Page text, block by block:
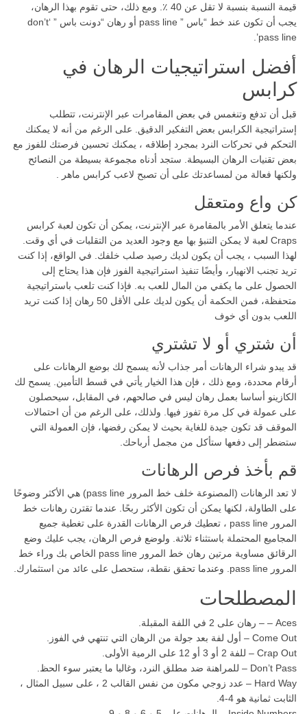
قيمة النسبة بنسبة لا تقل عن 40 ٪. ومع ذلك، حتى تقوم بهذا الرهان،
يجب أن تكون عند خط “باس ” pass line أو رهان “دونت باس ” ‘don’t
pass line’.
أفضل استراتيجيات الرهان في
كرابس
قبل أن تدفع وتنغمس في بعض المقامرات عبر الإنترنت، تتطلب
إستراتيجية الكرابس بعض التفكير الدقيق. على الرغم من أنه لا يمكنك
التحكم في تحركات النرد بمجرد إطلاقه ، يمكنك تحسين فرصتك للفوز مع
بعض تقنيات الرهان البسيطة. ستجد أدناه مجموعة بسيطة من النصائح
ولكنها فعالة من لمساعدتك على أن تصبح لاعب كرابس ماهر .
كن واع ومتعقل
عندما يتعلق الأمر بالمقامرة عبر الإنترنت، يمكن أن تكون لعبة كرابس
Craps لعبة لا يمكن التنبؤ بها مع وجود العديد من التقلبات في أي وقت.
لهذا السبب ، يجب أن يكون لديك رصيد صلب خلفك. في الواقع، إذا كنت
تريد تجنب الانهيار، وأيضًا تنفيذ استراتيجية الفوز فإن هذا يحتاج إلى
الحصول على ما يكفي من المال للعب به. فإذا كنت تلعب باستراتيجية
متحفظة، فمن الحكمة أن يكون لديك على الأقل 50 رهان إذا كنت تريد
اللعب بدون أي خوف
أن شتري أو لا تشتري
قد يبدو شراء الرهانات أمر جذاب لأنه يسمح لك بوضع الرهانات على
أرقام محددة، ومع ذلك ، فإن هذا الخيار يأتي في قسط التأمين. يسمح لك
الكازينو أساسا بعمل رهان ليس في صالحهم، في المقابل، سيحصلون
على عمولة في كل مرة تفوز فيها. ولذلك، على الرغم من أن احتمالات
الموقف قد تكون جيدة للغاية بحيث لا يمكن رفضها، فإن العمولة التي
ستضطر إلى دفعها ستأكل من مجمل أرباحك.
قم بأخذ فرص الرهانات
لا تعد الرهانات (المصنوعة خلف خط المرور pass line) هي الأكثر وضوحًا
على الطاولة، لكنها يمكن أن تكون الأكثر ربحًا. عندما تقترن رهانات خط
المرور pass line ، تعطيك فرص الرهانات القدرة على تغطية جميع
المجاميع المحتملة باستثناء ثلاثة. ولوضع فرص الرهان، يجب عليك وضع
الرقائق مساوية مرتين رهان خط المرور pass line الخاص بك وراء خط
المرور pass line. وعندما تحقق نقطة، ستحصل على عائد من استثمارك.
المصطلحات
Aces – – رهان على 2 في اللفة المقبلة.
Come Out – أول لفة بعد جولة من الرهان التي تنتهي في الفوز.
Crap Out – للفة 2 أو 3 أو 12 على الرمية الأولى.
Don’t Pass – للمراهنة ضد مطلق النرد، وغالبا ما يعتبر سوء الحظ.
Hard Way – عدد زوجي مكون من نفس القالب 2 ، على سبيل المثال ،
الثابت ثمانية هو 4-4.